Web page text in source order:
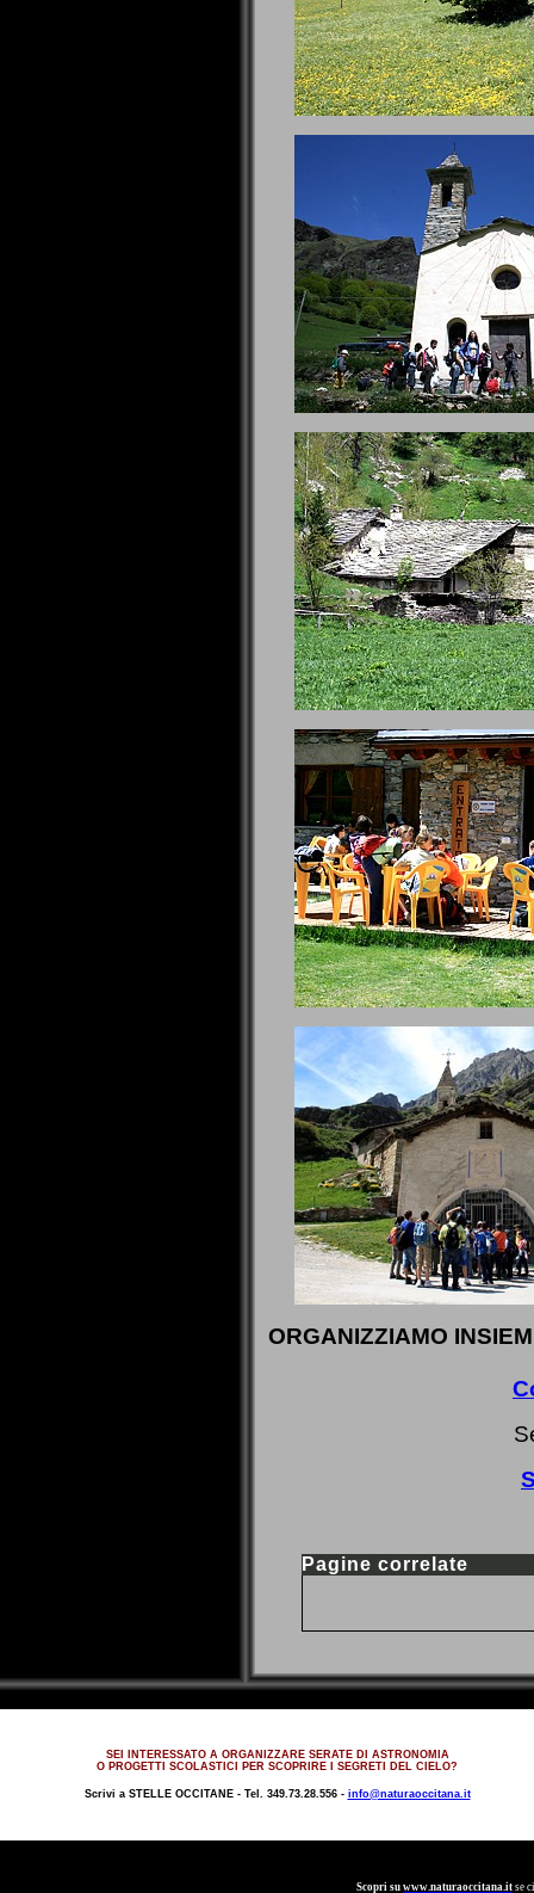
ORGANIZZIAMO
Pagine correlate
SEI INTERESSATO A ORGANIZZARE SERATE DI ASTRONOMIA
O PROGETTI SCOLASTICI PER SCOPRIRE I SEGRETI DEL CIELO?
Scrivi a STELLE OCCITANE - Tel. 349.73.28.556 - info@naturaoccitana.it
Scopri su www.naturaoccitana.it se